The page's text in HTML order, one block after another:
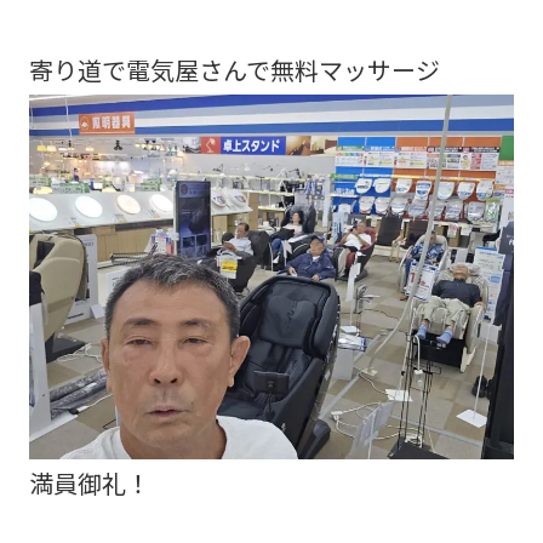
寄り道で電気屋さんで無料マッサージ
満員御礼！